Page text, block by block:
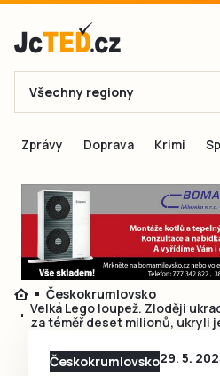
E-mail
Přihlásit
Přihlásit se
Ještě nemám účet,
Všechny regiony
Zprávy Doprava Krimi
Českokrumlovsko
Velká Lego loupež. Zloději
za téměř deset milionů, ukryli
Českokrumlovsko29. 5.